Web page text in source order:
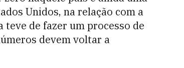
Unidos, na relação com a
de fazer um processo de
devem voltar a